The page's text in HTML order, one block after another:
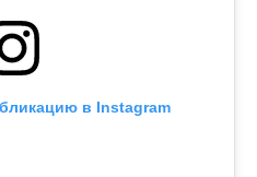
в Instagram